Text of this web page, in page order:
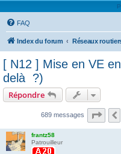
FAQ
Index du forum
[ N12 ] Mise en VE
delà ?)
Répondre
689 messages Page
frantz58
Patrouilleur